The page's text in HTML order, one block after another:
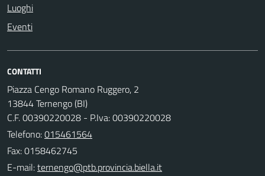
Luoghi
Eventi
CONTATTI
Piazza Cengo Romano Ruggero, 2
13844 Ternengo (BI)
C.F. 00390220028 - P.Iva: 00390220028
Telefono:015461564
Fax: 0158462745
E-mail: